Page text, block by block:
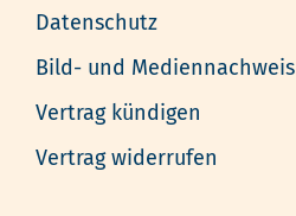
Datenschutz
Bild- und Mediennachweis
Vertrag kündigen
Vertrag widerrufen